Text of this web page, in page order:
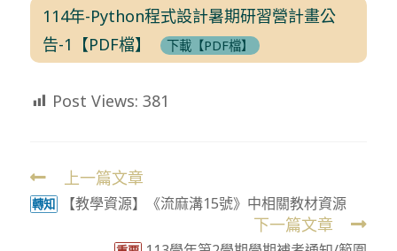
114年-Python程式設計暑期研習營計畫公
告-1【PDF檔】
下載【PDF檔】
Post Views: 381
Read
more
上一篇文章
轉知 【教學資源】《流麻溝15號》中相關教材資源
下一篇文章